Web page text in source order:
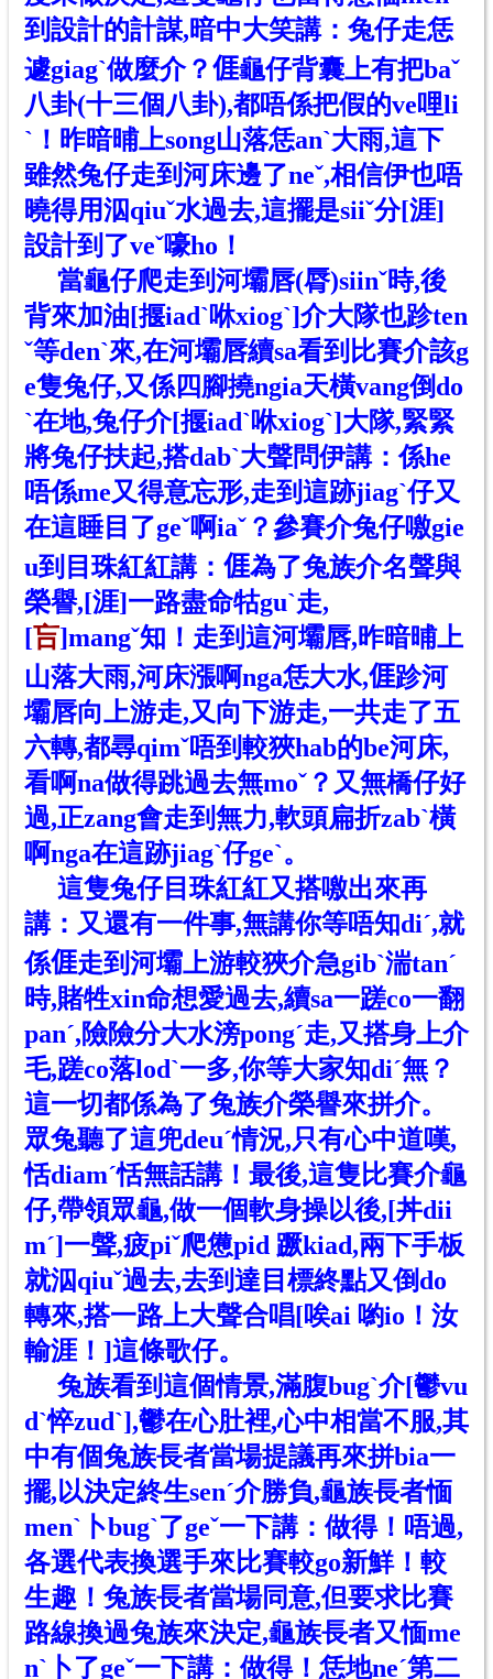
到設計的計謀,暗中大笑講：兔仔走恁
遽giagˋ做麼介？𠊎龜仔背囊上有把baˇ
八卦(十三個八卦),都唔係把假的ve哩li
ˋ！昨暗晡上song山落恁anˋ大雨,這下
雖然兔仔走到河床邊了neˇ,相信伊也唔
曉得用泅qiuˇ水過去,這擺是siiˇ分[涯]
設計到了veˇ嚎ho！
當龜仔爬走到河壩唇(脣)siinˇ時,後
背來加油[揠iadˋ咻xiogˋ]介大隊也跈ten
ˇ等denˋ來,在河壩唇續sa看到比賽介該g
e隻兔仔,又係四腳撓ngia天橫vang倒do
ˋ在地,兔仔介[揠iadˋ咻xiogˋ]大隊,緊緊
將兔仔扶起,搭dabˋ大聲問伊講：係he
唔係me又得意忘形,走到這跡jiagˋ仔又
在這睡目了geˇ啊iaˇ？參賽介兔仔噭gie
u到目珠紅紅講：𠊎為了兔族介名聲與
榮譽,[涯]一路盡命牯guˋ走,
[吂]mangˇ知！走到這河壩唇,昨暗晡上
山落大雨,河床漲啊nga恁大水,𠊎跈河
壩唇向上游走,又向下游走,一共走了五
六轉,都尋qimˇ唔到較狹hab的be河床,
看啊na做得跳過去無moˇ？又無橋仔好
過,正zang會走到無力,軟頭扁折zabˋ橫
啊nga在這跡jiagˋ仔geˋ。
這隻兔仔目珠紅紅又搭噭出來再
講：又還有一件事,無講你等唔知diˊ,就
係𠊎走到河壩上游較狹介急gibˋ湍tanˊ
時,賭牲xin命想愛過去,續sa一蹉co一翻
panˊ,險險分大水滂pongˊ走,又搭身上介
毛,蹉co落lodˋ一多,你等大家知diˊ無？
這一切都係為了兔族介榮譽來拼介。
眾兔聽了這兜deuˊ情況,只有心中道嘆,
恬diamˊ恬無話講！最後,這隻比賽介龜
仔,帶領眾龜,做一個軟身操以後,[丼dii
mˊ]一聲,疲piˇ爬憊pid 蹶kiad,兩下手板
就泅qiuˇ過去,去到達目標終點又倒do
轉來,搭一路上大聲合唱[唉ai 喲io！汝
輸涯！]這條歌仔。
兔族看到這個情景,滿腹bugˋ介[鬱vu
dˋ悴zudˋ],鬱在心肚裡,心中相當不服,其
中有個兔族長者當場提議再來拼bia一
擺,以決定終生senˊ介勝負,龜族長者愐
menˋ卜bugˋ了geˇ一下講：做得！唔過,
各選代表換選手來比賽較go新鮮！較
生趣！兔族長者當場同意,但要求比賽
路線換過兔族來決定,龜族長者又愐me
nˋ卜了geˇ一下講：做得！恁地neˊ第二